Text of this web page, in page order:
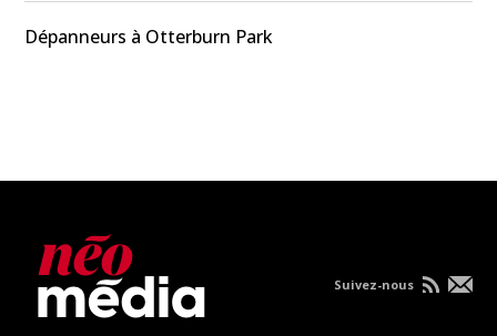
Dépanneurs à Otterburn Park
Suivez-nous